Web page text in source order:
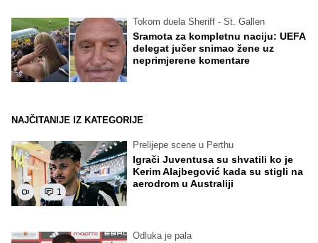
Tokom duela Sheriff - St. Gallen
Sramota za kompletnu naciju: UEFA
delegat jučer snimao žene uz
neprimjerene komentare
NAJČITANIJE IZ KATEGORIJE
1
Prelijepe scene u Perthu
Igrači Juventusa su shvatili ko je
Kerim Alajbegović kada su stigli na
aerodrom u Australiji
Odluka je pala